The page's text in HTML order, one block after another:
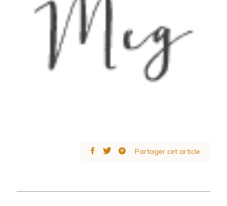
Partager cet article